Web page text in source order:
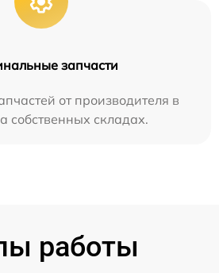
запчасти
от производителя в
собственных складах.
работы